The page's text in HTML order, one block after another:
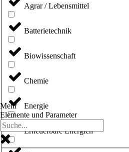
Agrar / Lebensmittel
Batterietechnik
Biowissenschaft
Chemie
Energie
Erneuerbare Energien
Mehr
Elemente und Parameter